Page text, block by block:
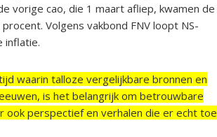
vorige cao, die 1 maart afliep, kwamen de
Volgens vakbond FNV loopt NS-
inflatie.
waarin talloze vergelijkbare bronnen en
is het belangrijk om betrouwbare
ook perspectief en verhalen die er echt toe